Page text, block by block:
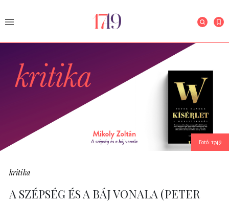
Fotó: 1749
kritika
A SZÉPSÉG ÉS A BÁJ VONALA (PETER